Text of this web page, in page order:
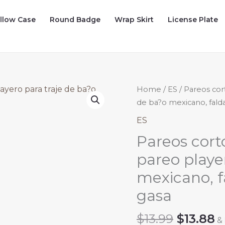
Case Round Badge Wrap Skirt License Plate
Home / ES / Pareos
de ba?o mexicano,
ES
Pareos
pareo
mexicano,
gasa
$13.99 $13.88 &